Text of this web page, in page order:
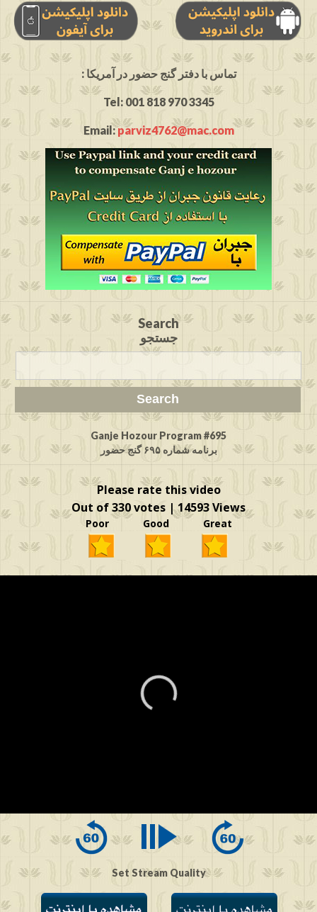
: تماس با دفتر گنج حضور در آمریکا
Tel: 001 818 970 3345
Email:parviz4762@mac.com
Search
جستجو
Ganje Hozour Program #695
برنامه شماره ۶۹۵ گنج حضور
Please rate this video
Out of 330 votes | 14593 Views
Poor Good Great
of
Set Stream Quality